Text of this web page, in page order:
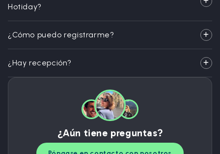
Hotiday?
¿Cómo puedo registrarme?
¿Hay recepción?
¿Aún tiene preguntas?